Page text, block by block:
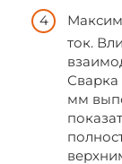
ток.
Сварка
мм